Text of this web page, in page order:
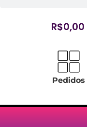
R$0,00
Pedidos